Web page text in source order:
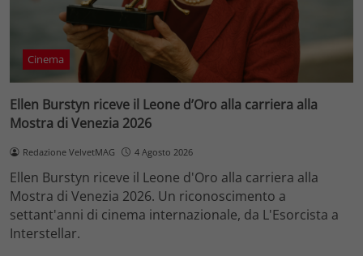
Cinema
Ellen Burstyn riceve il Leone d’Oro alla carriera alla
Mostra di Venezia 2026
Redazione VelvetMAG 4 Agosto 2026
Ellen Burstyn riceve il Leone d'Oro alla carriera alla
Mostra di Venezia 2026. Un riconoscimento a
settant'anni di cinema internazionale, da L'Esorcista a
Interstellar.